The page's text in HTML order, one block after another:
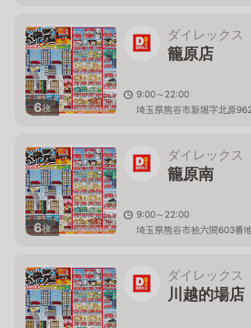
6枚
ダイレックス
籠原店
9:00～22:00
埼玉県熊谷市新堀字北原
6枚
ダイレックス
籠原南
9:00～22:00
埼玉県熊谷市拾六間603番
ダイレックス
川越的場店